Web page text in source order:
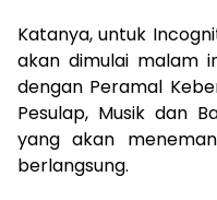
Katanya, untuk
akan dimulai malam
dengan Peramal
Pesulap, Musik dan
yang akan
berlangsung.